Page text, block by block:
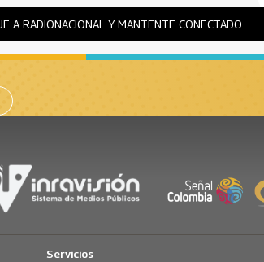
A RADIONACIONAL Y MANTENTE CONECTADO
Servicios